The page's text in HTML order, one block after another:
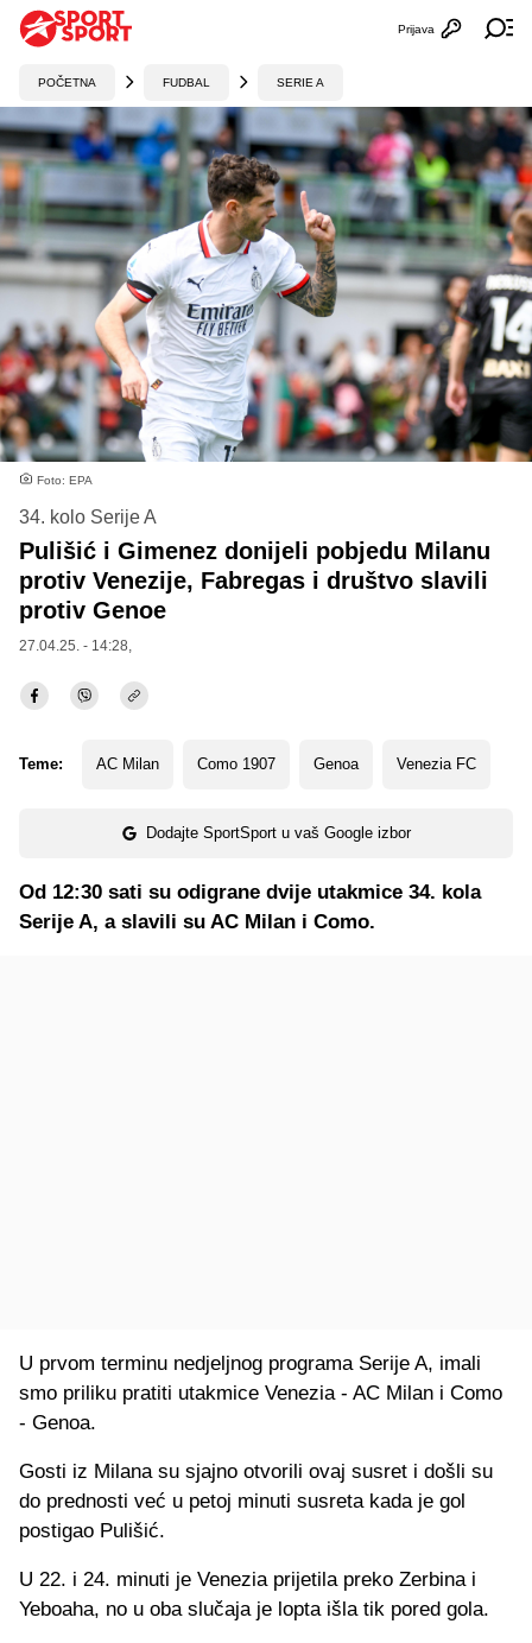
Otvori
Prijava
POČETNA FUDBAL SERIE A
Foto: EPA
34. kolo Serije A
Pulišić i Gimenez donijeli pobjedu Milanu
protiv Venezije, Fabregas i društvo slavili
protiv Genoe
27.04.25. - 14:28,
Teme: AC Milan Como 1907 Genoa Venezia FC
Dodajte SportSport u vaš Google izbor
Od 12:30 sati su odigrane dvije utakmice 34. kola
Serije A, a slavili su AC Milan i Como.
U prvom terminu nedjeljnog programa Serije A, imali
smo priliku pratiti utakmice Venezia - AC Milan i Como
- Genoa.
Gosti iz Milana su sjajno otvorili ovaj susret i došli su
do prednosti već u petoj minuti susreta kada je gol
postigao Pulišić.
U 22. i 24. minuti je Venezia prijetila preko Zerbina i
Yeboaha, no u oba slučaja je lopta išla tik pored gola.